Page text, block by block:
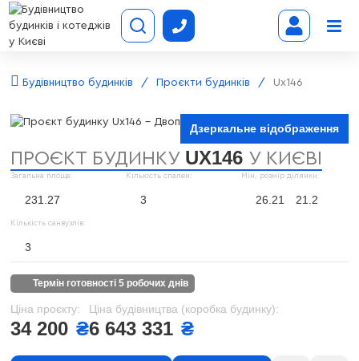
Будівництво будинків Проєкти будинків Ux146
Дзеркальне відображення
ПРОЄКТ БУДИНКУ UX146 У КИЄВІ
Загальна площа:
231.27
Кількість спален:
3
Мін. розмір ділянки:
26.21 21.2
Кількість санвузлів:
3
термін готовності 5 робочих днів
Ціна проєкту:
34 200 ₴
Ціна будівництва (коробка будинку):
6 643 331 ₴